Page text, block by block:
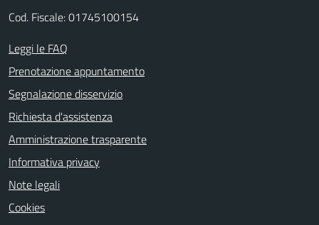
Cod. Fiscale: 01745100154
Leggi le FAQ
Prenotazione appuntamento
Segnalazione disservizio
Richiesta d'assistenza
Amministrazione trasparente
Informativa privacy
Note legali
Cookies